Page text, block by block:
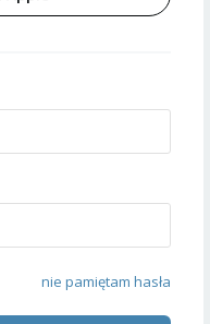
nie pamiętam hasła